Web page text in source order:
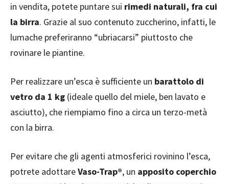
in vendita, potete puntare sui rimedi naturali, fra cui
la birra. Grazie al suo contenuto zuccherino, infatti, le
lumache preferiranno “ubriacarsi” piuttosto che
rovinare le piantine.
Per realizzare un’esca è sufficiente un barattolo di
vetro da 1 kg (ideale quello del miele, ben lavato e
asciutto), che riempiamo fino a circa un terzo-metà
con la birra.
Per evitare che gli agenti atmosferici rovinino l’esca,
potrete adottareVaso-Trap®, un apposito coperchio